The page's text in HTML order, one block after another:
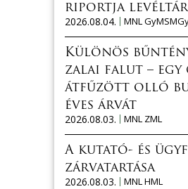
riportja
2026.08.04.
MNL
Különös
zalai falut – egy
átfűzött olló
éves árvát
2026.08.03.
MNL ZML
A kutató- és
zárvatartása
2026.08.03.
MNL HML